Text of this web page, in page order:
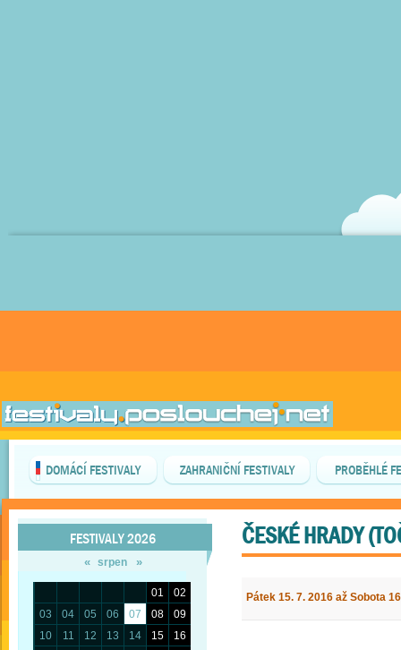
DOMÁCÍ FESTIVALY ZAHRANIČNÍ FESTIVALY PROBĚHLÉ
FESTIVALY 2026
« srpen »
01
02
03
04 05 06 07 08
09
10
11 12 13 14 15
16
ČESKÉ HRADY
Pátek 15. 7. 2016 až Sobota